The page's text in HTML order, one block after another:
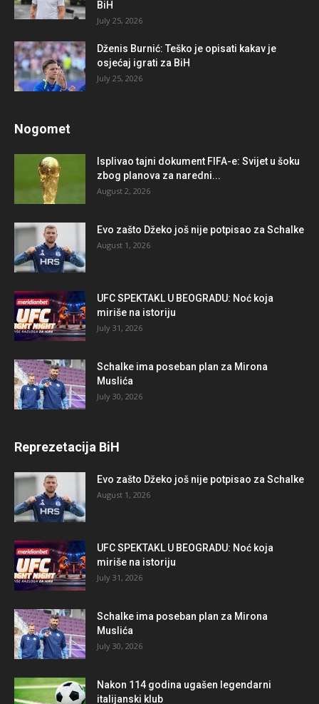
BiH
July 25, 2026
Dženis Burnić: Teško je opisati kakav je
osjećaj igrati za BiH
July 25, 2026
Nogomet
Isplivao tajni dokument FIFA-e: Svijet u šoku
zbog planova za naredni...
August 2, 2026
Evo zašto Džeko još nije potpisao za Schalke
August 1, 2026
UFC SPEKTAKL U BEOGRADU: Noć koja
miriše na istoriju
July 31, 2026
Schalke ima poseban plan za Mirona
Muslića
July 30, 2026
Reprezetacija BiH
Evo zašto Džeko još nije potpisao za Schalke
August 1, 2026
UFC SPEKTAKL U BEOGRADU: Noć koja
miriše na istoriju
July 31, 2026
Schalke ima poseban plan za Mirona
Muslića
July 30, 2026
Nakon 114 godina ugašen legendarni
italijanski klub